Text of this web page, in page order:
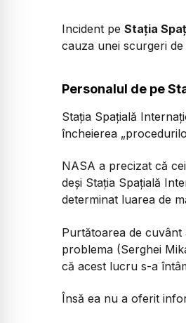
Incident pe Stația
cauza unei scurgeri
Personalul de pe
Stația Spațială
încheierea
NASA a precizat că
deși Stația Spațială
determinat luarea de
Purtătoarea de
problema (Serghei
că acest lucru s-a
Însă ea nu a oferit